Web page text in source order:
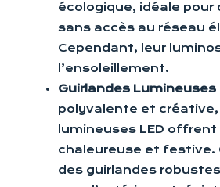
écologique, idéale pour
sans accès au réseau
Cependant, leur
l’ensoleillement.
Guirlandes Lumineuses
polyvalente et créative,
lumineuses LED
chaleureuse et festive.
des guirlandes